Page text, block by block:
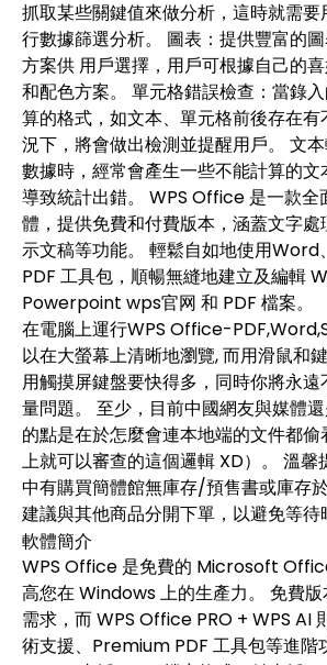
抓取某些關鍵值來做分析，這時就需
行數據篩選分析。 圖表：提供豐富的
方案供 用戶選擇，用戶可根據自己的
和配色方案。 單元格錯誤檢查：當錄
算的格式，如文本、單元格前後存在
況下，將會做出檢測並提醒用戶。 文
數據時，經常會產生一些不能計算的文
導致統計出錯。 WPS Office 是一款
體，提供免費和付費版本，涵蓋文字
示文稿等功能。 輕鬆自如地使用Word
PDF 工具包，順暢無縫地建立及編輯
Powerpoint wps官网 和 PDF 檔案。
在電腦上運行WPS Office-
以在大螢幕上清晰地瀏覽, 而用滑鼠和
用觸摸屏鍵盤要快得多，同時你將永
量問題。 至少，目前中國網友與媒體
的點是在於怎麼會連本地端的文件都
上就可以審查的這個邏輯 XD）。 溫馨
中有購買簡體館無庫存/預售書或庫存
建議與其他商品分開下單，以避免等待
軟體簡介
WPS Office 是免費的 Microsoft
高您在 Windows 上的生產力。 免費
需求，而 WPS Office PRO + WPS AI
術支援、Premium PDF 工具包等進階